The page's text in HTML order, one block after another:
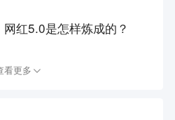
红5.0是怎样炼成的？
看更多